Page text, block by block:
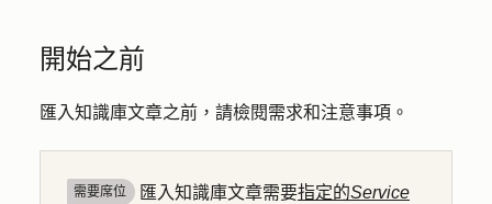
開始之前
匯入知識庫文章之前，請檢閱需求和注意事項。
需要席位 匯入知識庫文章需要指定的Service